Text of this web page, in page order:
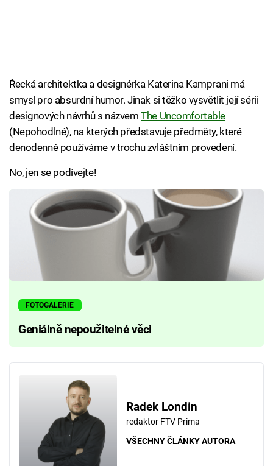
Řecká architektka a designérka Katerina Kamprani má
smysl pro absurdní humor. Jinak si těžko vysvětlit její sérii
designových návrhů s názvemThe Uncomfortable
(Nepohodlné), na kterých představuje předměty, které
denodenně používáme v trochu zvláštním provedení.
No, jen se podívejte!
FOTOGALERIE
Geniálně nepoužitelné věci
Radek Londin
redaktor FTV Prima
VŠECHNY ČLÁNKY AUTORA